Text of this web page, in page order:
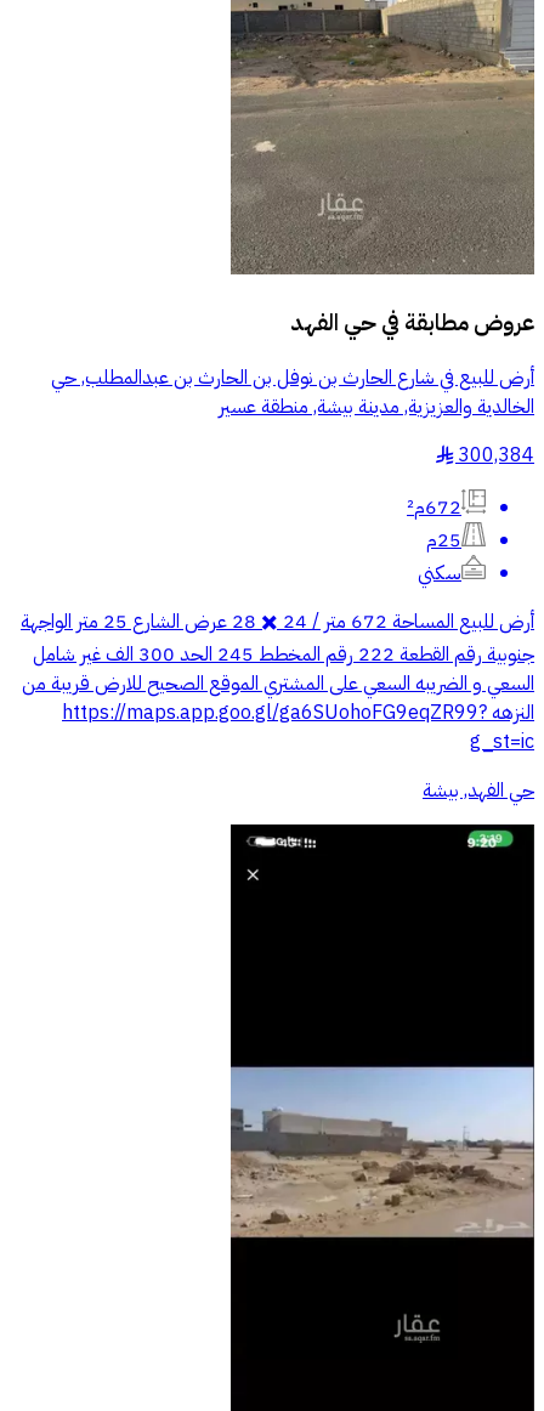
عروض مطابقة فيحي الفهد
أرض للبيع في شارع الحارث بن نوفل بن الحارث بن عبدالمطلب, حي
الخالدية والعزيزية, مدينة بيشة, منطقة عسير
300,384
§
672م²
25م
سكني
أرض للبيع المساحة 672 متر / 24 ✖️ 28 عرض الشارع 25 متر الواجهة
جنوبية رقم القطعة 222 رقم المخطط 245 الحد 300 الف غير شامل
السعي و الضريبه السعي على المشتري الموقع الصحيح للارض قريبة من
النزهه https://maps.app.goo.gl/ga6SUohoFG9eqZR99?
g_st=ic
حي الفهد, بيشة